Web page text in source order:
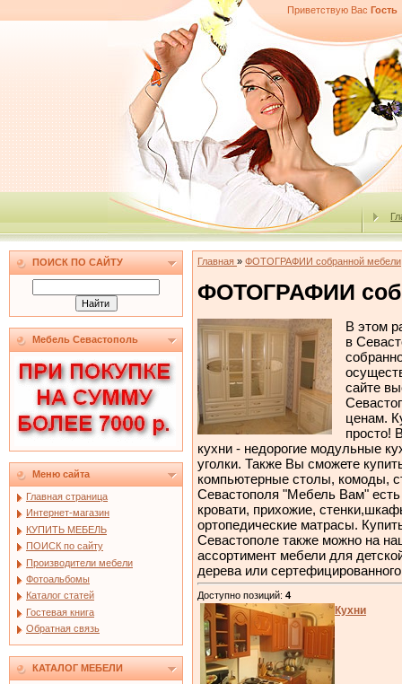
Приветствую Вас Гость
ПОИСК ПО САЙТУ
Мебель Севастополь
Меню сайта
Главная страница
Интернет-магазин
КУПИТЬ МЕБЕЛЬ
ПОИСК по сайту
Производители мебели
Фотоальбомы
Каталог статей
Гостевая книга
Обратная связь
КАТАЛОГ МЕБЕЛИ
Главная » ФОТОГРАФИИ собранной мебели
ФОТОГРАФИИ
В этом
в
сайте
ценам.
просто!
кухни - недорогие модульные
уголки. Также Вы сможете
компьютерные столы, комоды,
Севастополя "Мебель Вам"
кровати, прихожие,
ортопедические матрасы.
Севастополе также можно на
ассортимент мебели для
дерева или
Доступно позиций: 4
Кухни